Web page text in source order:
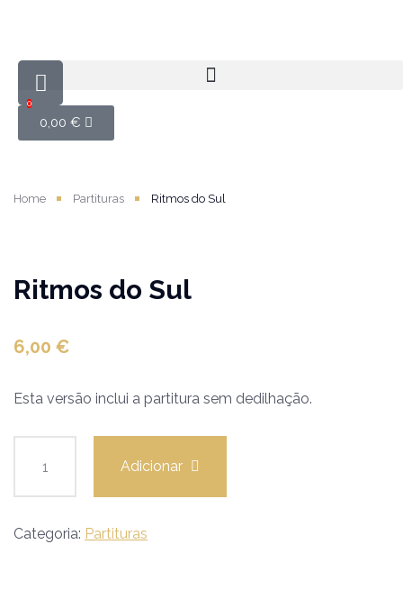
0,00 €
0
Home Partituras Ritmos do Sul
Ritmos do Sul
6,00 €
Esta versão inclui a partitura sem dedilhação.
Adicionar
Categoria: Partituras